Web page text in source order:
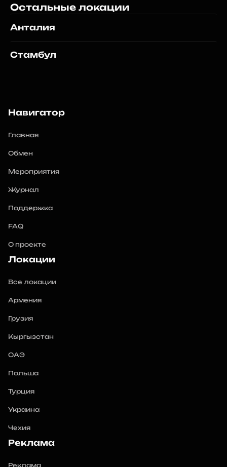
Остальные локации
Анталия
Стамбул
Навигатор
Главная
Обмен
Мероприятия
Журнал
Поддержка
FAQ
О проекте
Локации
Все локации
Армения
Грузия
Кыргызстан
ОАЭ
Польша
Турция
Украина
Чехия
Реклама
Реклама